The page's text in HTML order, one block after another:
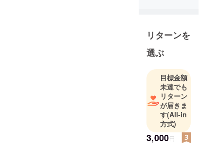
リターンを
選ぶ
目標金額
未達でも
リターン
が届きま
す(All-in
方式)
3,000円